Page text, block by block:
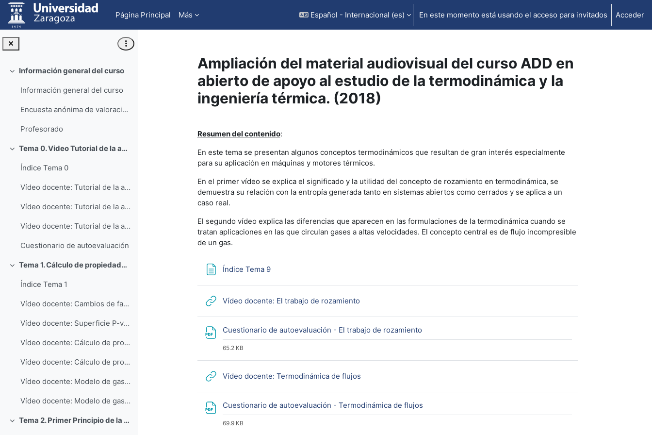
Salta al contenido principal
Página Principal
Más Español - Internacional ‎(es)‎ En este momento está usando el acceso para invitados Acceder
Colapsar
Información general del curso
Información general del curso
Encuesta anónima de valoración del curso
Profesorado
Colapsar Tema 0. Video Tutorial de la aplicación Engineering Equation Solver (EES)
Índice Tema 0
Vídeo docente: Tutorial de la aplicación Engineering Equation Solver EES: Nivel Básico (Parte 1)
Vídeo docente: Tutorial de la aplicación Engineering Equation Solver EES: Nivel Básico (Parte 2)
Vídeo docente: Tutorial de la aplicación Engineering Equation Solver EES: Nivel Básico (Parte 3)
Cuestionario de autoevaluación
Colapsar Tema 1. Cálculo de propiedades de las sustancias puras
Índice Tema 1
Vídeo docente: Cambios de fase de una sustancia pura a presión constante
Vídeo docente: Superficie P-v-T de una sustancia pura
Vídeo docente: Cálculo de propiedades de una sustancia real mediante tablas
Vídeo docente: Cálculo de propiedades de líquido subenfriado
Vídeo docente: Modelo de gas ideal - ecuación térmica de estado
Vídeo docente: Modelo de gas ideal - cálculo de propiedades
Colapsar Tema 2. Primer Principio de la Termodinámica
Ampliación del material audiovisual del curso ADD en
abierto de apoyo al estudio de la termodinámica y la
ingeniería térmica. (2018)
Perfilado de sección
Resumen del contenido:
En este tema se presentan algunos conceptos termodinámicos que resultan de gran interés especialmente
para su aplicación en máquinas y motores térmicos.
En el primer vídeo se explica el significado y la utilidad del concepto de rozamiento en termodinámica, se
demuestra su relación con la entropía generada tanto en sistemas abiertos como cerrados y se aplica a un
caso real.
El segundo vídeo explica las diferencias que aparecen en las formulaciones de la termodinámica cuando se
tratan aplicaciones en las que circulan gases a altas velocidades. El concepto central es de flujo incompresible
de un gas.
Índice Tema 9Página
Vídeo docente: El trabajo de rozamientoURL
Cuestionario de autoevaluación - El trabajo de rozamiento
65.2 KB
Vídeo docente: Termodinámica de flujosURL
Cuestionario de autoevaluación - Termodinámica de flujos
69.9 KB